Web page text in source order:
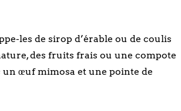
les de sirop d’érable ou de coulis
des fruits frais ou une compote
un œuf mimosa et une pointe de